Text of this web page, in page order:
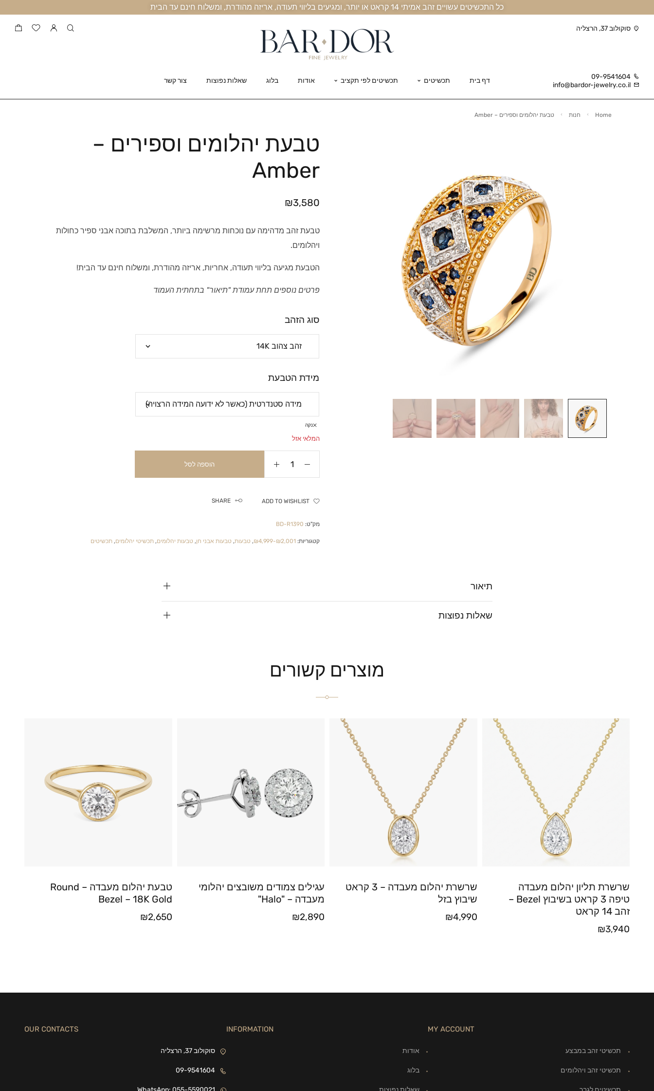
כל התכשיטים עשויים זהב אמיתי 14 קראט או יותר, ומגיעים בליווי תעודה, אריזה מהודרת, ומשלוח חינם עד הבית
סוקולוב 37, הרצליה
09-9541604
info@bardor-jewelry.co.il
דף בית תכשיטים תכשיטים לפי תקציב אודות בלוג שאלות נפוצות צור קשר
Home חנות טבעת יהלומים וספירים – Amber
טבעת יהלומים וספירים –
Amber
₪3,580
טבעת זהב מדהימה עם נוכחות מרשימה ביותר, המשלבת בתוכה אבני ספיר כחולות
ויהלומים.
הטבעת מגיעה בליווי תעודה, אחריות, אריזה מהודרת, ומשלוח חינם עד הבית!
פרטים נוספים תחת עמודת "תיאור" בתחתית העמוד
סוג הזהב
מידת הטבעת
נקה
המלאי אזל
הוספה לסל
ADD TO WISHLIST
SHARE
מק"ט: BD-R1390
קטגוריות: ₪2,001-₪4,999
, טבעות, טבעות אבני חן, טבעות יהלומים, תכשיטי יהלומים, תכשיטים
תיאור
שאלות נפוצות
מוצרים קשורים
שרשרת תליון יהלום מעבדה
טיפה 3 קראט בשיבוץ Bezel –
זהב 14 קראט
₪3,940
שרשרת יהלום מעבדה – 3 קראט
שיבוץ בזל
₪4,990
עגילים צמודים משובצים יהלומי
מעבדה – "Halo"
₪2,890
טבעת יהלום מעבדה – Round
Bezel – 18K Gold
₪2,650
MY ACCOUNT
תכשיטי זהב במבצע
תכשיטי זהב ויהלומים
INFORMATION
אודות
בלוג
OUR CONTACTS
סוקולוב 37, הרצליה
09-9541604